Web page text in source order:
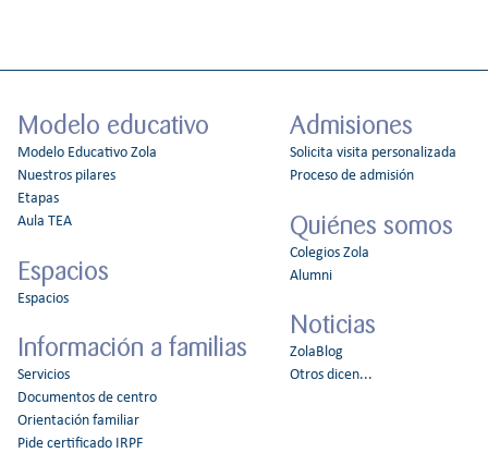
Modelo educativo
Modelo Educativo Zola
Nuestros pilares
Etapas
Aula TEA
Espacios
Espacios
Información a familias
Servicios
Documentos de centro
Orientación familiar
Pide certificado IRPF
Admisiones
Solicita visita personalizada
Proceso de admisión
Quiénes somos
Colegios Zola
Alumni
Noticias
ZolaBlog
Otros dicen...